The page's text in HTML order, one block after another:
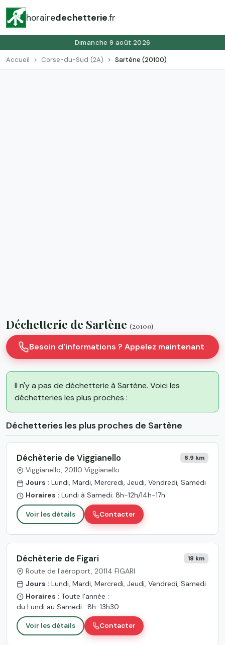
horairedechetterie.fr
Dimanche 9 août 2026
Accueil Corse-du-Sud (2A) Sartène (20100)
Déchetterie de Sartène (20100)
Besoin d'informations ? Appelez maintenant
Il n'y a pas de déchetterie à Sartène. Voici les
déchetteries les plus proches :
Déchetteries les plus proches de Sartène
Déchèterie de Viggianello 6.9 km
Viggianello, 20110 Viggianello
Jours : Lundi, Mardi, Mercredi, Jeudi, Vendredi, Samedi
Horaires : Lundi à Samedi: 8h-12h/14h-17h
Voir les détails Contacter
Déchèterie de Figari 18 km
Route de l'aéroport, 20114 FIGARI
Jours : Lundi, Mardi, Mercredi, Jeudi, Vendredi, Samedi
Horaires : Toute l'année :
du Lundi au Samedi : 8h-13h30
Voir les détails Contacter